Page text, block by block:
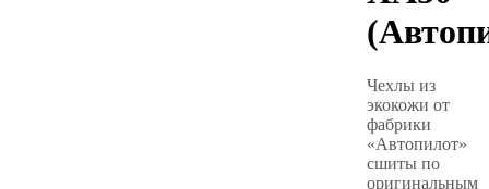
Чехлы из
экокожи от
фабрики
«Автопилот»
сшиты по
оригинальным